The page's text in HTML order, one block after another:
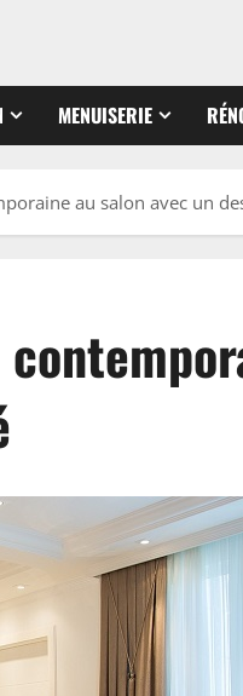
MENUISERIE
au salon avec un